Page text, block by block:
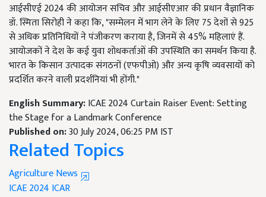
आईसीएई 2024 की आयोजन सचिव और आईसीएआर की प्रधान वैज्ञानिक
डॉ. स्मिता सिरोही ने कहा कि, "सम्मेलन में भाग लेने के लिए 75 देशों से 925
से अधिक प्रतिनिधियों ने पंजीकरण कराया है, जिनमें से 45% महिलाएं हैं.
आयोजकों ने देश के कई युवा शोधकर्ताओं की उपस्थिति का समर्थन किया है.
भारत के किसान उत्पादक संगठनों (एफपीओ) और अन्य कृषि व्यवसायों को
प्रदर्शित करने वाली प्रदर्शनियां भी होंगी."
English Summary:ICAE 2024 Curtain Raiser Event: Setting
the Stage for a Landmark Conference
Published on:30 July 2024, 06:25 PM IST
Related Topics
Agriculture News
ICAE 2024 ICAR